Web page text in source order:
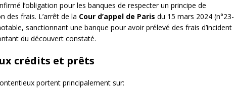
l’obligation pour les banques de respecter un principe de
des frais. L’arrêt de la Cour d’appel de Paris du 15 mars 2024 (n°23-
sanctionnant une banque pour avoir prélevé des frais d’incident
du découvert constaté.
crédits et prêts
portent principalement sur: